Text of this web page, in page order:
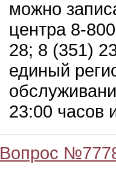
можно
центра 8-
28; 8 (351)
единый
23:00 часов
Вопрос